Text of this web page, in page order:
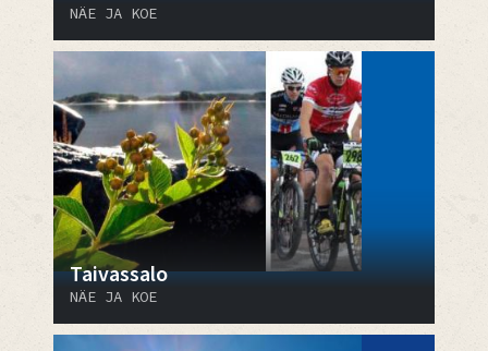
NÄE JA KOE
Taivassalo
NÄE JA KOE